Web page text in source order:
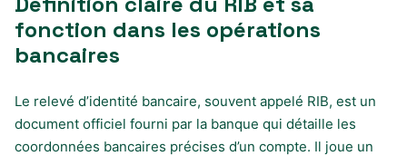
fonction dans les opérations
bancaires
Le relevé d’identité bancaire, souvent appelé RIB, est un
document officiel fourni par la banque qui détaille les
coordonnées bancaires précises d’un compte. Il joue un